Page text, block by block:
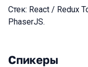
Стек: React / Redux
PhaserJS.
Спикеры